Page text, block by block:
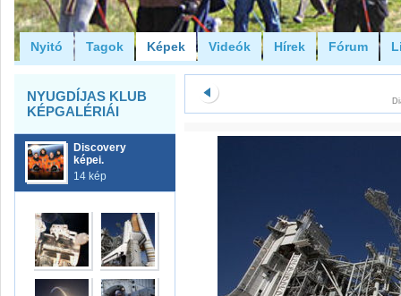
Nyitó Tagok Képek Videók Hírek Fórum
NYUGDÍJAS KLUB
KÉPGALÉRIÁI
Discovery
képei.
14 kép